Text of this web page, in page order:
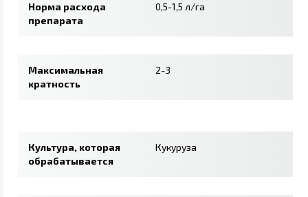
Норма расхода
препарата
0,5-1,5 л/га
Максимальная
кратность
2-3
Культура, которая
обрабатывается
Кукуруза